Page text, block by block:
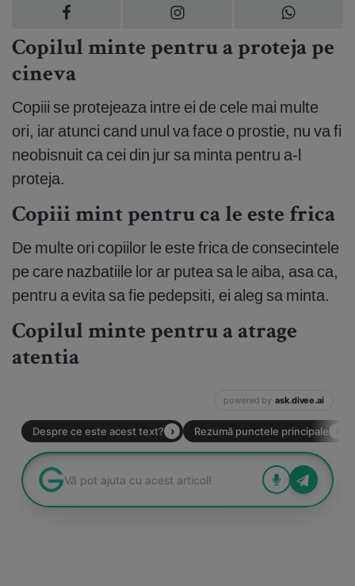
Copilul minte pentru a proteja pe
cineva
Copiii se protejeaza intre ei de cele mai multe
ori, iar atunci cand unul va face o prostie, nu va fi
neobisnuit ca cei din jur sa minta pentru a-l
proteja.
Copiii mint pentru ca le este frica
De multe ori copiilor le este frica de consecintele
pe care nazbatiile lor ar putea sa le aiba, asa ca,
pentru a evita sa fie pedepsiti, ei aleg sa minta.
Copilul minte pentru a atrage
atentia